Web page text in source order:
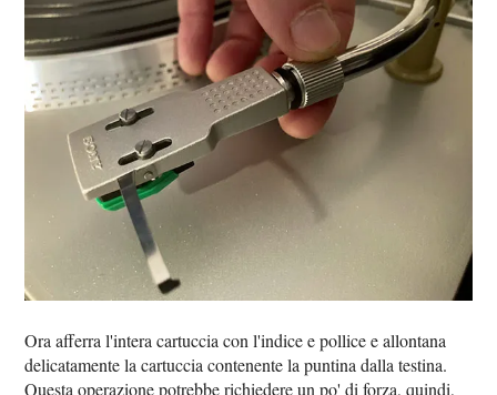
Ora afferra l'intera cartuccia con l'indice e pollice e allontana
delicatamente la cartuccia contenente la puntina dalla testina.
Questa operazione potrebbe richiedere un po' di forza, quindi,